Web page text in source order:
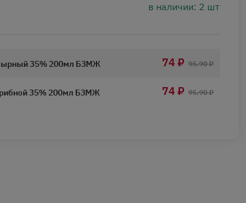
в наличии: 2 шт
35% 200мл БЗМЖ 74 ₽ 95.90 ₽
35% 200мл БЗМЖ 74 ₽ 95.90 ₽